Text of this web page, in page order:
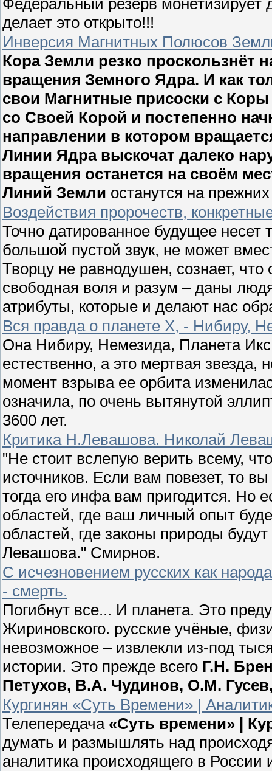
делает это открыто!!!
Инверсия Магнитных Полюсов
Кора Земли резко проскользнёт
вращения Земного Ядра. И как
свои Магнитные присоски с
со Своей Корой и постепенно
направлении в котором
Линии Ядра выскочат далеко
вращения останется на своём
Линий Земли останутся на
Воздействия пророчеств,
Точно датированное будущее несет
большой пустой звук, не может
Творцу не равнодушен, сознает,
свободная воля и разум – даны
атрибуты, которые и делают нас
Вся правда о планете Х, - Нибиру,
Она Нибиру, Немезида, Планета
естественно, а это мертвая звезда,
момент взрыва ее орбита
означила, по очень вытянутой
3600 лет.
Критика Н.Левашова. Николай
"Не стоит вслепую верить всему,
источников. Если вам повезет, то
тогда его инфа вам пригодится. Но
областей, где ваш личный опыт
областей, где законы природы
Левашова." Смирнов.
С исчезновением русских как
- смерть.
Погибнут все... И планета. Это
Жириновского. русские учёные,
невозможное – извлекли из-под
истории. Это прежде всего Г.Н.
Петухов, В.А. Чудинов, О.М.
Кургинян «Суть Времени» |
Телепередача «Суть времени» |
думать и размышлять над
аналитика происходящего в России